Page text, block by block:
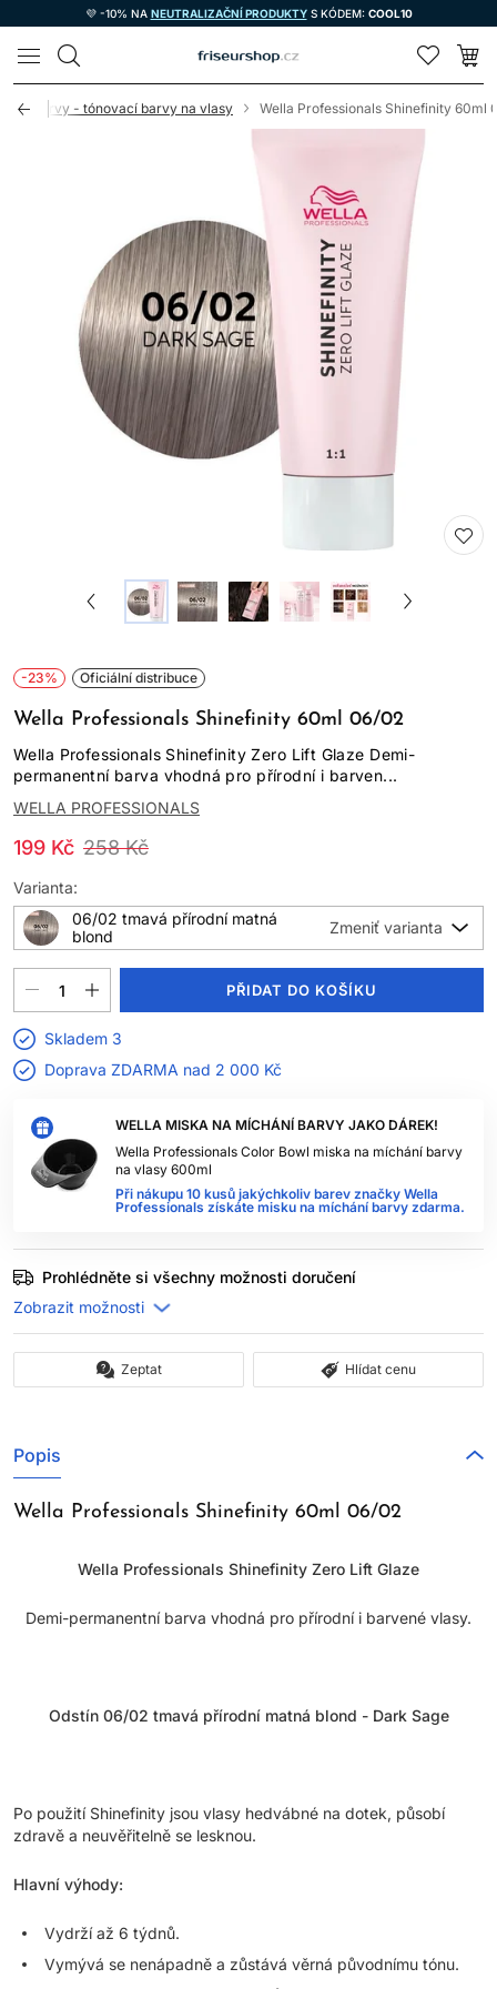
💜 -10% NA NEUTRALIZAČNÍ PRODUKTYS KÓDEM: COOL10
LOMAX
barvy - tónovací barvy na vlasy Wella Professionals Shinefinity 60ml
-23% Oficiální distribuce
Wella Professionals Shinefinity 60ml 06/02
Wella Professionals Shinefinity Zero Lift Glaze Demi-
permanentní barva vhodná pro přírodní i barven...
WELLA PROFESSIONALS
258 Kč
199 Kč
WELLA MISKA NA MÍCHÁNÍ BARVY JAKO DÁREK!
Wella Professionals Color Bowl miska na míchání barvy
na vlasy 600ml
Při nákupu 10 kusů jakýchkoliv barev značky Wella
Professionals získáte misku na míchání barvy zdarma.
Varianta:
06/02 tmavá přírodní matná
blond
PŘIDAT DO KOŠÍKU
Skladem 3
Doprava ZDARMA nad 2 000 Kč
Prohlédněte si všechny možnosti doručení
Zeptat Hlídat cenu
Popis
Wella Professionals Shinefinity 60ml 06/02
Wella Professionals Shinefinity Zero Lift Glaze
Demi-permanentní barva vhodná pro přírodní i barvené vlasy.
Odstín 06/02 tmavá přírodní matná blond - Dark Sage
Po použití Shinefinity jsou vlasy hedvábné na dotek, působí
zdravě a neuvěřitelně se lesknou.
Hlavní výhody:
Vydrží až 6 týdnů.
Vymývá se nenápadně a zůstává věrná původnímu tónu.